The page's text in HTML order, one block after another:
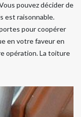
pouvez décider de
est raisonnable.
pour coopérer
en votre faveur en
opération. La toiture